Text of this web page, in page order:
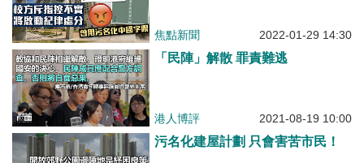
焦點新聞 2022-01-29 14:30
「民陣」解散 罪責難逃
港人博評 2021-08-19 10:00
污名化建屋計劃 只會害苦市民！